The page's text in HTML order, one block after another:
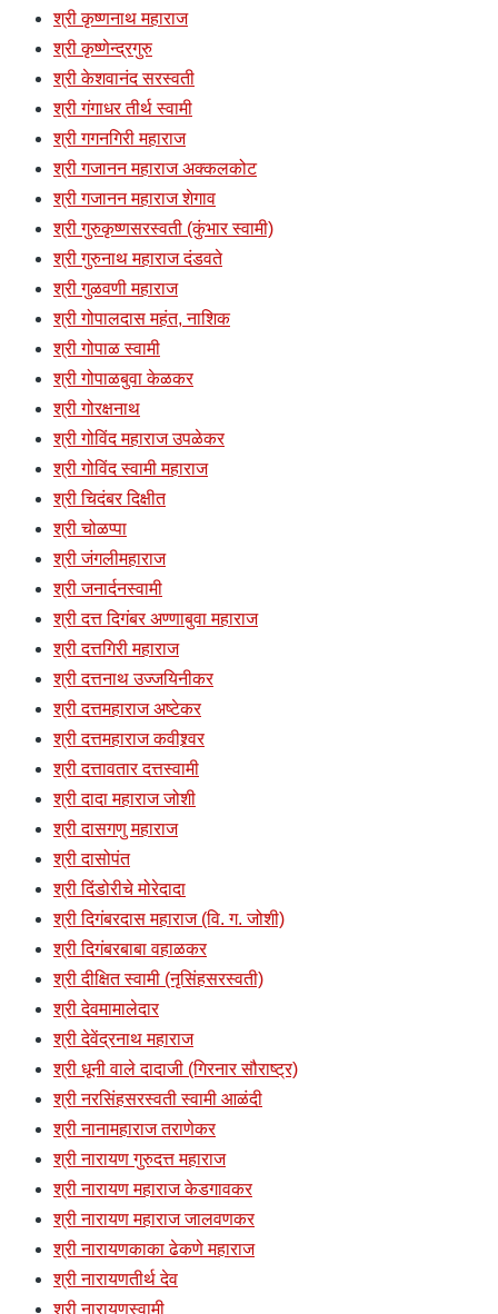
श्री कृष्णनाथ महाराज
श्री कृष्णेन्द्रगुरु
श्री केशवानंद सरस्वती
श्री गंगाधर तीर्थ स्वामी
श्री गगनगिरी महाराज
श्री गजानन महाराज अक्कलकोट
श्री गजानन महाराज शेगाव
श्री गुरुकृष्णसरस्वती (कुंभार स्वामी)
श्री गुरुनाथ महाराज दंडवते
श्री गुळवणी महाराज
श्री गोपालदास महंत, नाशिक
श्री गोपाळ स्वामी
श्री गोपाळबुवा केळकर
श्री गोरक्षनाथ
श्री गोविंद महाराज उपळेकर
श्री गोविंद स्वामी महाराज
श्री चिदंबर दिक्षीत
श्री चोळप्पा
श्री जंगलीमहाराज
श्री जनार्दनस्वामी
श्री दत्त दिगंबर अण्णाबुवा महाराज
श्री दत्तगिरी महाराज
श्री दत्तनाथ उज्जयिनीकर
श्री दत्तमहाराज अष्टेकर
श्री दत्तमहाराज कवीश्र्वर
श्री दत्तावतार दत्तस्वामी
श्री दादा महाराज जोशी
श्री दासगणु महाराज
श्री दासोपंत
श्री दिंडोरीचे मोरेदादा
श्री दिगंबरदास महाराज (वि. ग. जोशी)
श्री दिगंबरबाबा वहाळकर
श्री दीक्षित स्वामी (नृसिंहसरस्वती)
श्री देवमामालेदार
श्री देवेंद्रनाथ महाराज
श्री धूनी वाले दादाजी (गिरनार सौराष्ट्र)
श्री नरसिंहसरस्वती स्वामी आळंदी
श्री नानामहाराज तराणेकर
श्री नारायण गुरुदत्त महाराज
श्री नारायण महाराज केडगावकर
श्री नारायण महाराज जालवणकर
श्री नारायणकाका ढेकणे महाराज
श्री नारायणतीर्थ देव
श्री नारायणस्वामी